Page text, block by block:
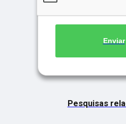
Enviar
Pesquisas